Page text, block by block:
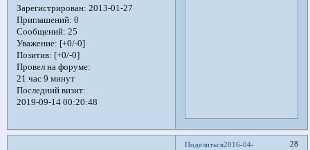
Зарегистрирован: 2013-01-27
Приглашений: 0
Сообщений: 25
Уважение: [+0/-0]
Позитив: [+0/-0]
Провел на форуме:
21 час 9 минут
Последний визит:
2019-09-14 00:20:48
Поделиться 28
2016-04-